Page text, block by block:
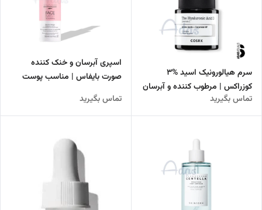
سرم هیالورونیک اسید %3
کوزراکس | مرطوب کننده و آبرسان
قوی پوست
تماس بگیرید
اسپری آبرسان و خنک کننده
صورت بایفاس | مناسب پوست
های حساس و خشک
تماس بگیرید